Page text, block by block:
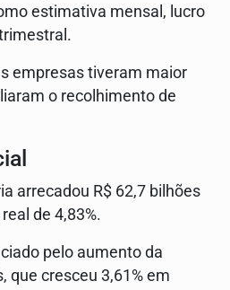
estimativa mensal, lucro
empresas tiveram maior
o recolhimento de
arrecadou R$ 62,7 bilhões
de 4,83%.
pelo aumento da
que cresceu 3,61% em